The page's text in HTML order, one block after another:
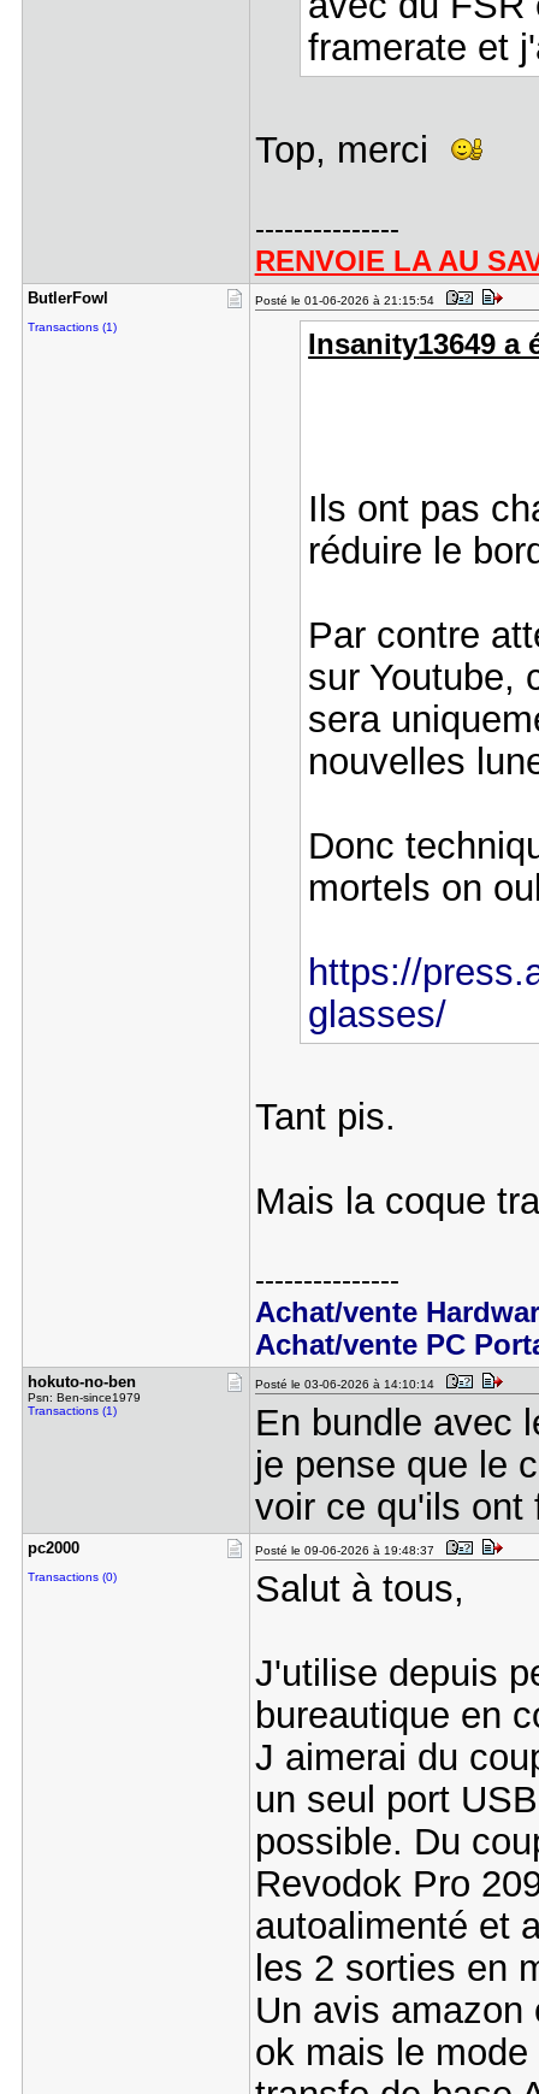
framerate et
Top, merci
---------------
RENVOIE LA AU
ButlerFowl
Transactions (1)
Posté le 01-06-2026 à 21:15:54
Insanity13649 a
Ils ont pas
réduire le
Par contre
sur Youtube,
sera
nouvelles
Donc
mortels on
https://
glasses/
Tant pis.
Mais la coque
---------------
Achat/vente
Achat/vente PC
hokuto-no-​ben
Psn: Ben-since1979
Transactions (1)
Posté le 03-06-2026 à 14:10:14
En bundle avec
je pense que le
voir ce qu'ils
pc2000
Transactions (0)
Posté le 09-06-2026 à 19:48:37
Salut à tous,
J'utilise depuis
bureautique en
J aimerai du
un seul port
possible. Du
Revodok Pro
autoalimenté et
les 2 sorties en
Un avis amazon
ok mais le